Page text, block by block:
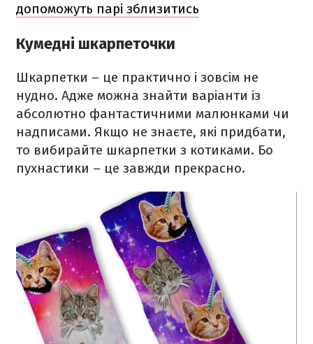
допоможуть парі зблизитись
Кумедні шкарпеточки
Шкарпетки – це практично і зовсім не
нудно. Адже можна знайти варіанти із
абсолютно фантастичними малюнками чи
надписами. Якщо не знаєте, які придбати,
то вибирайте шкарпетки з котиками. Бо
пухнастики – це завжди прекрасно.